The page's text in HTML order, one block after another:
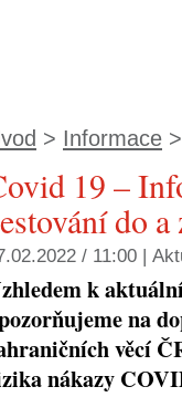
> Informace
19 –
do a
/ 11:00 |
k
na
věcí
nákazy